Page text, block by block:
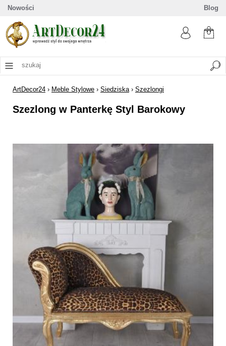
Nowości Blog
ArtDecor24 › Meble Stylowe › Siedziska › Szezlongi
Szezlong w Panterkę Styl Barokowy